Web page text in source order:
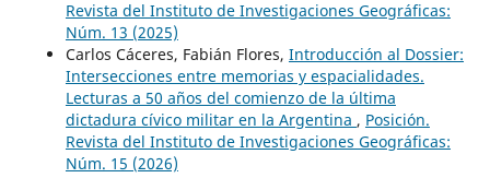
Revista del Instituto de Investigaciones Geográficas:
Núm. 13 (2025)
Carlos Cáceres, Fabián Flores, Introducción al Dossier:
Intersecciones entre memorias y espacialidades.
Lecturas a 50 años del comienzo de la última
dictadura cívico militar en la Argentina , Posición.
Revista del Instituto de Investigaciones Geográficas:
Núm. 15 (2026)